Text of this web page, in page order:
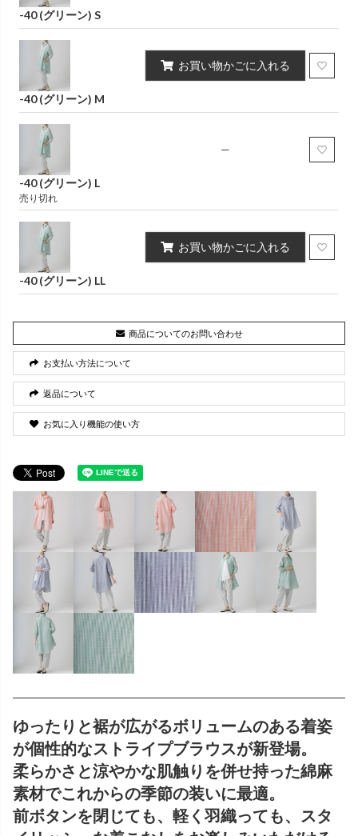
-40 (グリーン) S
-40 (グリーン) M
お買い物かごに入れる
-40 (グリーン) L
売り切れ
—
-40 (グリーン) LL
お買い物かごに入れる
商品についてのお問い合わせ
お支払い方法について
返品について
お気に入り機能の使い方
ゆったりと裾が広がるボリュームのある着姿
が個性的なストライプブラウスが新登場。
柔らかさと涼やかな肌触りを併せ持った綿麻
素材でこれからの季節の装いに最適。
前ボタンを閉じても、軽く羽織っても、スタ